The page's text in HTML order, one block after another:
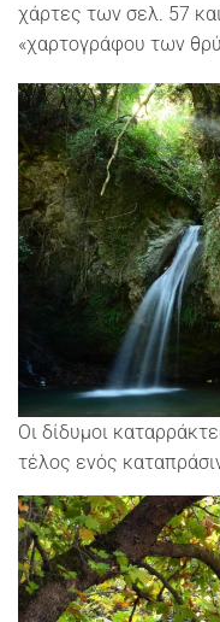
χάρτες των σελ. 57
«χαρτογράφου των
Οι δίδυμοι
τέλος ενός